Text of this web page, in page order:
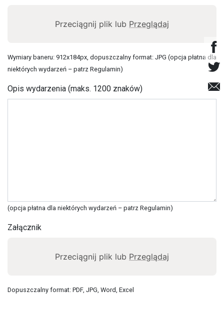
Przeciągnij plik lub Przeglądaj
Wymiary baneru: 912x184px, dopuszczalny format: JPG (opcja płatna dla
niektórych wydarzeń – patrz Regulamin)
Opis wydarzenia (maks. 1200 znaków)
(opcja płatna dla niektórych wydarzeń – patrz Regulamin)
Załącznik
Przeciągnij plik lub Przeglądaj
Dopuszczalny format: PDF, JPG, Word, Excel